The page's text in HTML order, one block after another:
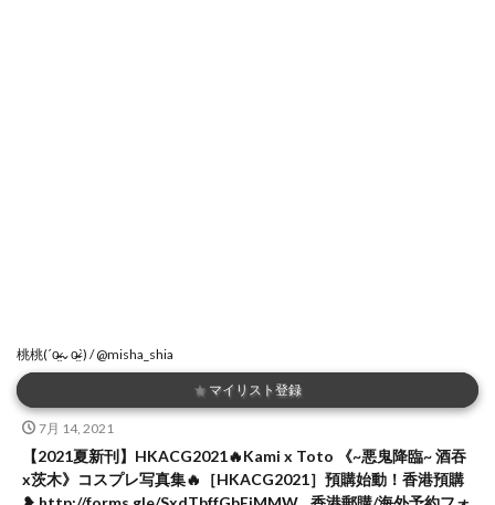
桃桃(ˊo̴̶̷̤⌄o̴̶̷̤ˋ) / @misha_shia
★ マイリスト登録
7月 14, 2021
【2021夏新刊】HKACG2021🔥Kami x Toto 《~悪鬼降臨~ 酒吞
x茨木》コスプレ写真集🔥［HKACG2021］預購始動！香港預購